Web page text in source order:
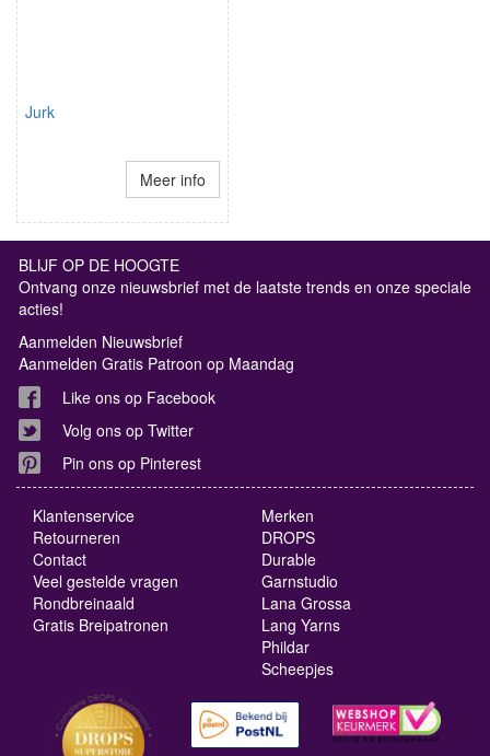
Jurk
Meer info
BLIJF OP DE HOOGTE
Ontvang onze nieuwsbrief met de laatste trends en onze speciale
acties!
Aanmelden Nieuwsbrief
Aanmelden Gratis Patroon op Maandag
Like ons op Facebook
Volg ons op Twitter
Pin ons op Pinterest
Klantenservice
Retourneren
Contact
Veel gestelde vragen
Rondbreinaald
Gratis Breipatronen
Merken
DROPS
Durable
Garnstudio
Lana Grossa
Lang Yarns
Phildar
Scheepjes